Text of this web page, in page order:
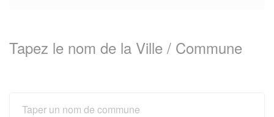
Tapez le nom de la Ville / Commune